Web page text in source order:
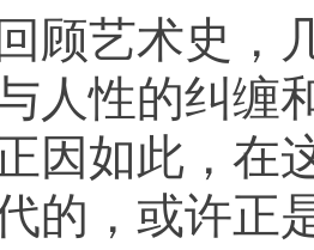
艺术史，几
人性的纠缠
因如此，在
的，或许正